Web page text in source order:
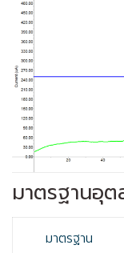
มาตรฐานอุ
มาตรฐาน